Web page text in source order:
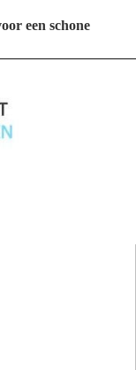
een schone